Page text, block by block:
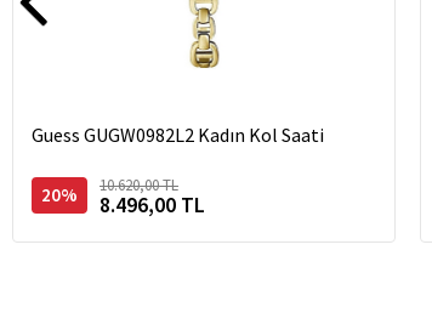
Guess GUGW0982L2 Kadın Kol Saati
20% 10.620,00 TL
8.496,00 TL